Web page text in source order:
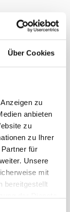
Über Cookies
zu
anbieten
zu
zu Ihrer
für
Unsere
mit
bereitgestellt